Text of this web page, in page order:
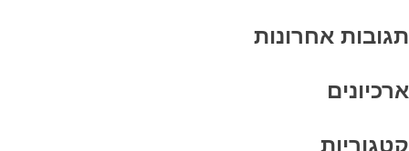
תגובות אחרונות
ארכיונים
קטגוריות